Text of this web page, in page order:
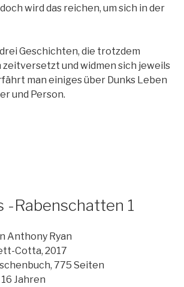
wird das reichen, um sich in der
Geschichten, die trotzdem
zeitversetzt und widmen sich jeweils
man einiges über Dunks Leben
und Person.
-Rabenschatten 1
Anthony Ryan
Cotta, 2017
775 Seiten
Jahren